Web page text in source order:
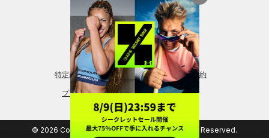
レギンス＆タイツ
特定商取引法に基づく通販の表記 会員規約
プライバシーポリシー
© 2026 Copyright DOME Corporation. All Rights Reserved.